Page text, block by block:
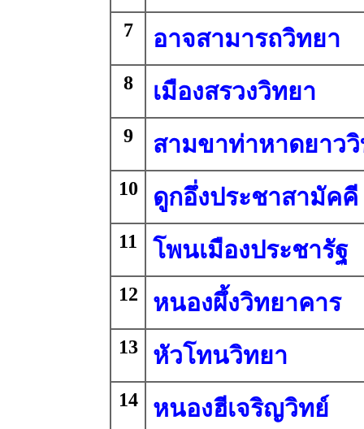
7 อาจสามารถวิทยา
8 เมืองสรวงวิทยา
9 สามขาท่าหาดยาว
10 ดูกอึ่งประชาสามัคคี
11 โพนเมืองประชารัฐ
12 หนองผึ้งวิทยาคาร
13 หัวโทนวิทยา
14 หนองฮีเจริญวิทย์